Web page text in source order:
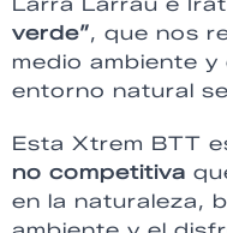
Larra Larrau e
verde”, que nos
medio ambiente
entorno natural
Esta Xtrem BTT
no competitiva
en la naturaleza,